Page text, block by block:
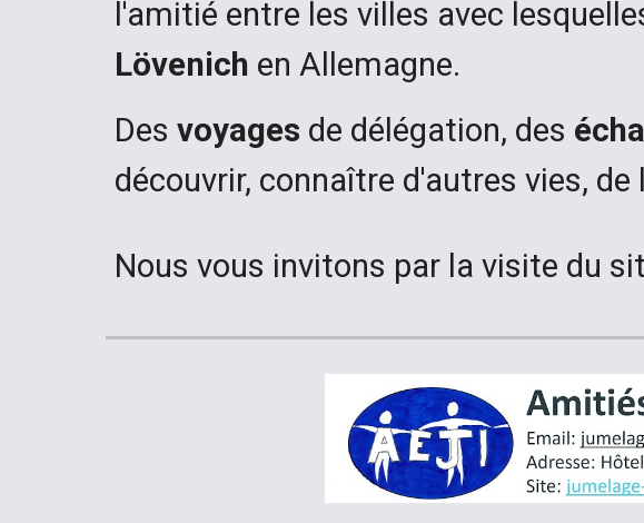
l'amitié entre les villes avec
Lövenich en Allemagne.
Des voyages de délégation, des
découvrir, connaître d'autres vies,
Nous vous invitons par la visite du